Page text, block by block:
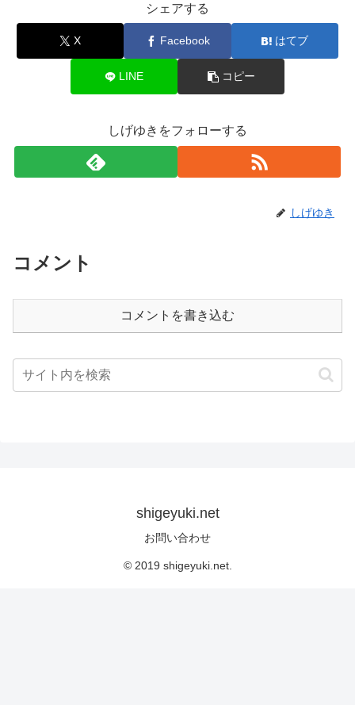
シェアする
X Facebook はてブ
LINE コピー
しげゆきをフォローする
しげゆき
コメント
コメントを書き込む
shigeyuki.net
お問い合わせ
© 2019 shigeyuki.net.